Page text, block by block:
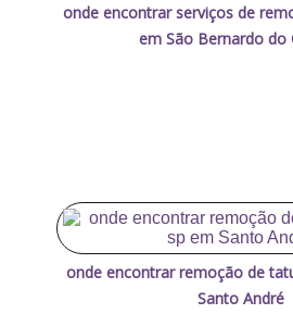
onde encontrar serviços de
em São Bernardo do
onde encontrar remoção de
Santo André